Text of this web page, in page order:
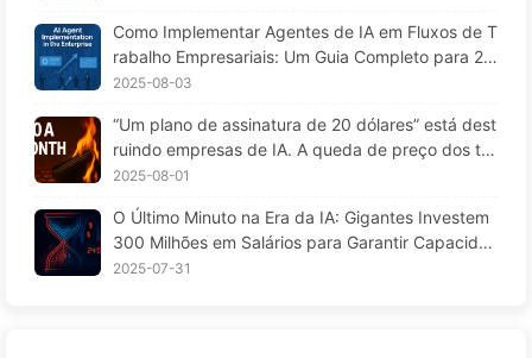
ntem seu desempenho em 90%? — Aprendendo I
A 169
Como Implementar Agentes de IA em Fluxos de T
rabalho Empresariais: Um Guia Completo para 20
25 — Aprendendo IA aos Poucos 166
2025-08-03
“Um plano de assinatura de 20 dólares” está dest
ruindo empresas de IA. A queda de preço dos to
kens é uma ilusão; o que realmente custa caro na
e 164
2025-08-01
O Último Minuto na Era da IA: Gigantes Investem
300 Milhões em Salários para Garantir Capacida
de de Cálculo, Usufruindo do seu Tempo Livre pa
2025-07-31